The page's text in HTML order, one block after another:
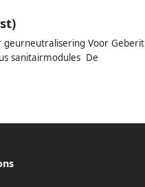
Voor Geberit
sanitairmodules De